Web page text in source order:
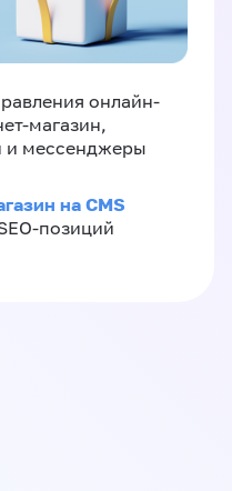
онлайн-
магазин,
и мессенджеры
на CMS
позиций